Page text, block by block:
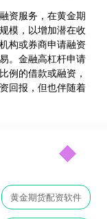
资服务，在黄金期
模，以增加潜在收
构或券商申请融资
。金融高杠杆申请
例的借款或融资，
回报，但也伴随着
黄金期货配资软件